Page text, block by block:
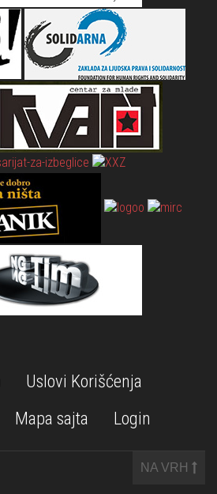
Uslovi Korišćenja
Mapa sajta Login
NA VRH